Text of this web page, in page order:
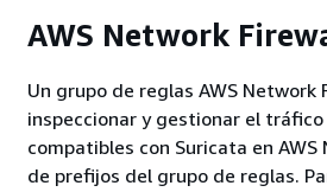
AWS Network
Un grupo de reglas AWS
inspeccionar y gestionar el
compatibles con Suricata en
de prefijos del grupo de reglas.